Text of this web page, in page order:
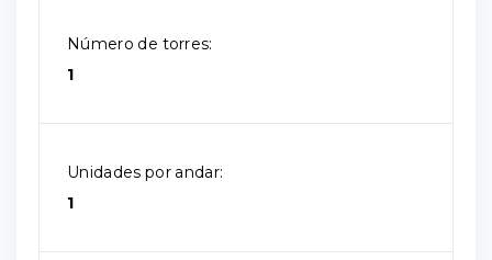
Número de torres:
1
Unidades por andar:
1